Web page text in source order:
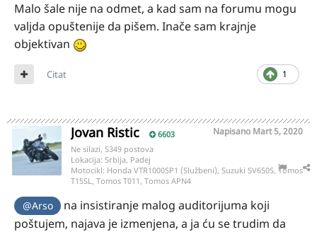
Malo šale nije na odmet, a kad sam na forumu mogu
valjda opuštenije da pišem. Inače sam krajnje
objektivan
1
Citat
Jovan Ristic 6603 Napisano Mart 5, 2020
Ne silazi, 5349 postova
Lokacija: Srbija, Padej
Motocikl: Honda VTR1000SP1 (Službeni), Suzuki SV650S, Tomos
T15SL, Tomos T011, Tomos APN4
@Arso
na insistiranje malog auditorijuma koji
poštujem, najava je izmenjena, a ja ću se trudim da